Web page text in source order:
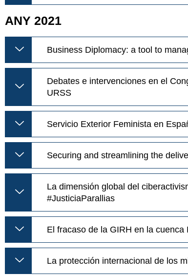
ANY 2021
Business Diplomacy: a tool to
Debates e intervenciones en el
URSS
Servicio Exterior Feminista en
Securing and streamlining the
La dimensión global del
#JusticiaParallias
El fracaso de la GIRH en la
La protección internacional de los